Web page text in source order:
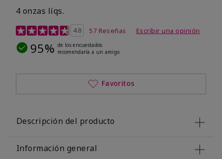
4 onzas líqs.
Calificación de clientes de 4,2 de 5
4.8 57 Reseñas Escribir una opinión
95% de los encuestados
recomendaría a un amigo.
Favoritos
Descripción del producto
Información general